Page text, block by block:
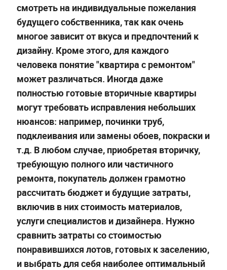
смотреть на индивидуальные пожелания
будущего собственника, так как очень
многое зависит от вкуса и предпочтений к
дизайну. Кроме этого, для каждого
человека понятие "квартира с ремонтом"
может различаться. Иногда даже
полностью готовые вторичные квартиры
могут требовать исправления небольших
нюансов: например, починки труб,
подклеивания или замены обоев, покраски и
т.д. В любом случае, приобретая вторичку,
требующую полного или частичного
ремонта, покупатель должен грамотно
рассчитать бюджет и будущие затраты,
включив в них стоимость материалов,
услуги специалистов и дизайнера. Нужно
сравнить затраты со стоимостью
понравившихся лотов, готовых к заселению,
и выбрать для себя наиболее оптимальный